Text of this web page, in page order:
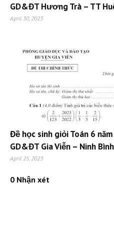
GD&ĐT Hương Trà – TT
April 30, 2023
Đề học sinh giỏi Toán 6
GD&ĐT Gia Viễn – Ninh Bình
April 25, 2023
0 Nhận xét